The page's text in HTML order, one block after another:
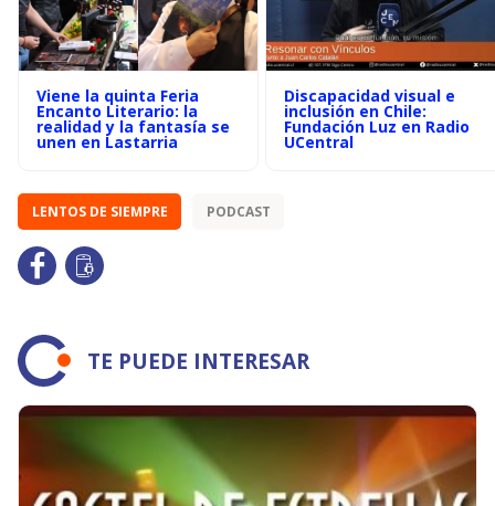
Viene la quinta Feria
Encanto Literario: la
realidad y la fantasía se
unen en Lastarria
Discapacidad visual e
inclusión en Chile:
Fundación Luz en Radio
UCentral
LENTOS DE SIEMPRE PODCAST
TE PUEDE INTERESAR